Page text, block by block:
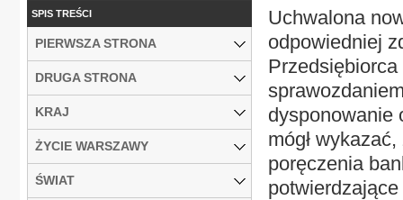
Uchwalona
odpowiedniej
dysponowanie
mógł
poręczenia
SPIS TREŚCI
PIERWSZA STRONA
DRUGA STRONA
KRAJ
ŻYCIE WARSZAWY
ŚWIAT